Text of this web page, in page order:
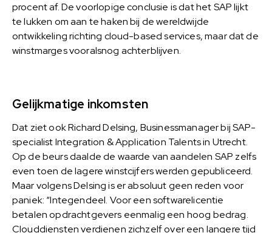
procent af. De voorlopige conclusie is dat het SAP lijkt
te lukken om aan te haken bij de wereldwijde
ontwikkeling richting cloud-based services, maar dat de
winstmarges vooralsnog achterblijven.
Gelijkmatige inkomsten
Dat ziet ook Richard Delsing, Businessmanager bij SAP-
specialist Integration & Application Talents in Utrecht.
Op de beurs daalde de waarde van aandelen SAP zelfs
even toen de lagere winstcijfers werden gepubliceerd.
Maar volgens Delsing is er absoluut geen reden voor
paniek: “Integendeel. Voor een softwarelicentie
betalen opdrachtgevers eenmalig een hoog bedrag.
Clouddiensten verdienen zichzelf over een langere tijd